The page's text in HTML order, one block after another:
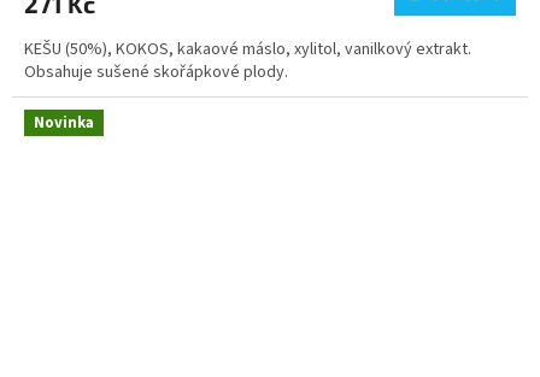
KEŠU (50%), KOKOS, kakaové máslo, xylitol, vanilkový extrakt.
Obsahuje sušené skořápkové plody.
Novinka